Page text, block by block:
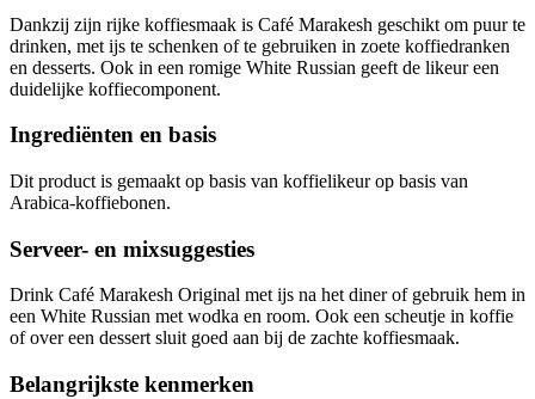
Dankzij zijn rijke koffiesmaak is Café Marakesh geschikt om puur te
drinken, met ijs te schenken of te gebruiken in zoete koffiedranken
en desserts. Ook in een romige White Russian geeft de likeur een
duidelijke koffiecomponent.
Ingrediënten en basis
Dit product is gemaakt op basis van koffielikeur op basis van
Arabica-koffiebonen.
Serveer- en mixsuggesties
Drink Café Marakesh Original met ijs na het diner of gebruik hem in
een White Russian met wodka en room. Ook een scheutje in koffie
of over een dessert sluit goed aan bij de zachte koffiesmaak.
Belangrijkste kenmerken